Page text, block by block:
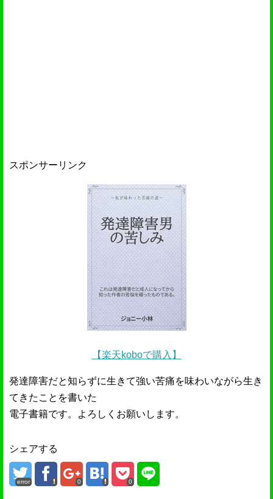
スポンサーリンク
【楽天koboで購入】
発達障害だと知らずに生きて強い苦痛を味わいながら生き
てきたことを書いた
電子書籍です。よろしくお願いします。
シェアする
error 0 0